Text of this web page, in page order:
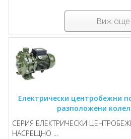
Виж още
Електрически центробежни
разположени
СЕРИЯ ЕЛЕКТРИЧЕСКИ
НАСРЕЩНО ...